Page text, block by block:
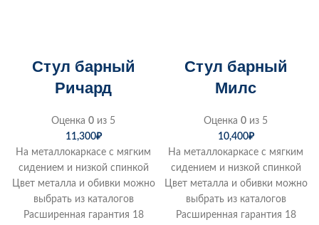
Стул барный
Ричард
Оценка 0 из 5
11,300₽
На металлокаркасе с мягким
сидением и низкой спинкой
Цвет металла и обивки можно
выбрать из каталогов
Расширенная гарантия 18
Стул барный
Милс
Оценка 0 из 5
10,400₽
На металлокаркасе с мягким
сидением и низкой спинкой
Цвет металла и обивки можно
выбрать из каталогов
Расширенная гарантия 18